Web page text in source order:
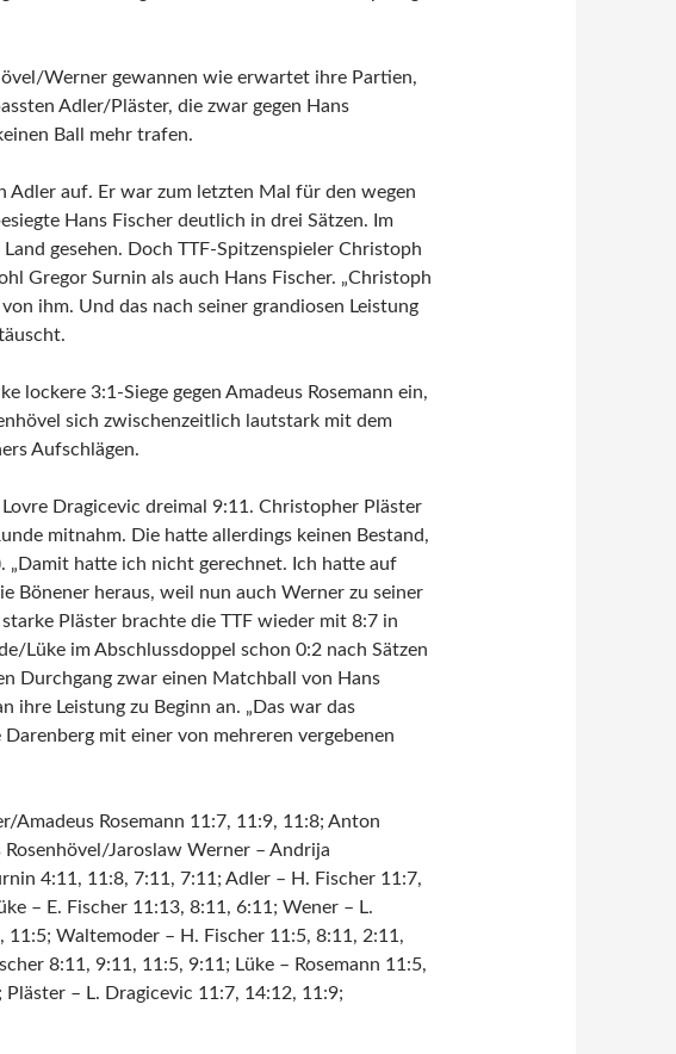
Werner gewannen wie erwartet ihre Partien,
Adler/Pläster, die zwar gegen Hans
Ball mehr trafen.
auf. Er war zum letzten Mal für den wegen
Hans Fischer deutlich in drei Sätzen. Im
gesehen. Doch TTF-Spitzenspieler Christoph
Gregor Surnin als auch Hans Fischer. „Christoph
ihm. Und das nach seiner grandiosen Leistung
lockere 3:1-Siege gegen Amadeus Rosemann ein,
sich zwischenzeitlich lautstark mit dem
Aufschlägen.
Dragicevic dreimal 9:11. Christopher Pläster
mitnahm. Die hatte allerdings keinen Bestand,
„Damit hatte ich nicht gerechnet. Ich hatte auf
Bönener heraus, weil nun auch Werner zu seiner
Pläster brachte die TTF wieder mit 8:7 in
Lüke im Abschlussdoppel schon 0:2 nach Sätzen
Durchgang zwar einen Matchball von Hans
ihre Leistung zu Beginn an. „Das war das
mit einer von mehreren vergebenen
Rosemann 11:7, 11:9, 11:8; Anton
Jaroslaw Werner – Andrija
4:11, 11:8, 7:11, 7:11; Adler – H. Fischer 11:7,
– E. Fischer 11:13, 8:11, 6:11; Wener – L.
Waltemoder – H. Fischer 11:5, 8:11, 2:11,
8:11, 9:11, 11:5, 9:11; Lüke – Rosemann 11:5,
– L. Dragicevic 11:7, 14:12, 11:9;